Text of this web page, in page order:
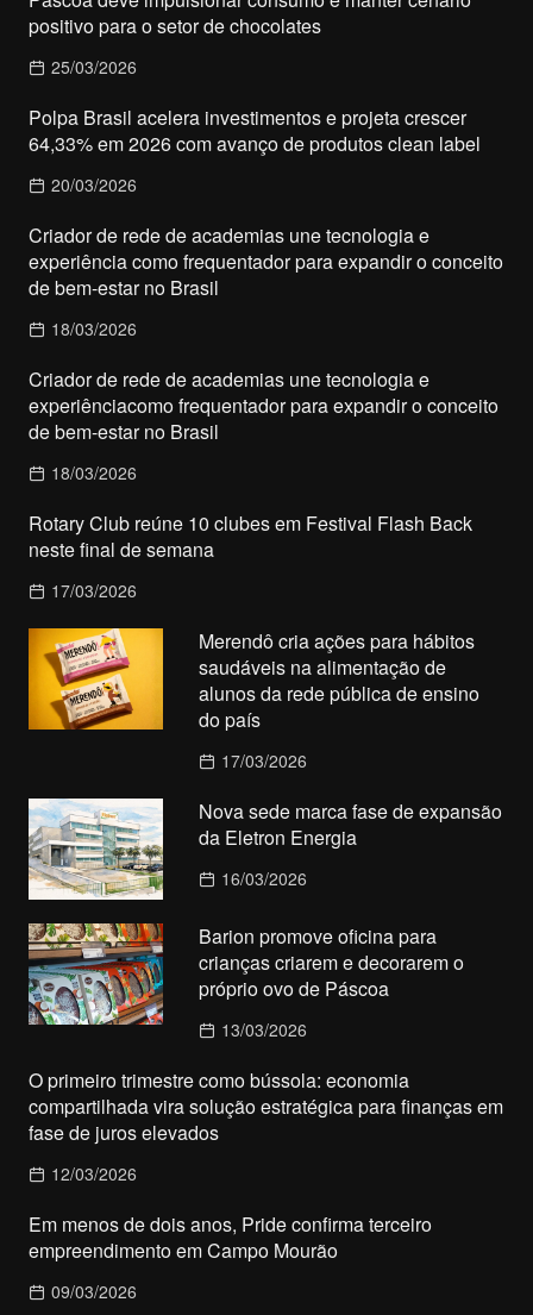
positivo para o setor de chocolates
25/03/2026
Polpa Brasil acelera investimentos e projeta crescer
64,33% em 2026 com avanço de produtos clean label
20/03/2026
Criador de rede de academias une tecnologia e
experiência como frequentador para expandir o conceito
de bem-estar no Brasil
18/03/2026
Criador de rede de academias une tecnologia e
experiênciacomo frequentador para expandir o conceito
de bem-estar no Brasil
18/03/2026
Rotary Club reúne 10 clubes em Festival Flash Back
neste final de semana
17/03/2026
Merendô cria ações para hábitos
saudáveis na alimentação de
alunos da rede pública de ensino
do país
17/03/2026
Nova sede marca fase de expansão
da Eletron Energia
16/03/2026
Barion promove oficina para
crianças criarem e decorarem o
próprio ovo de Páscoa
13/03/2026
O primeiro trimestre como bússola: economia
compartilhada vira solução estratégica para finanças em
fase de juros elevados
12/03/2026
Em menos de dois anos, Pride confirma terceiro
empreendimento em Campo Mourão
09/03/2026